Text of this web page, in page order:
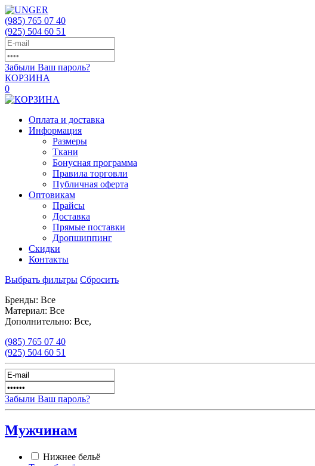
(985) 765 07 40
(925) 504 60 51
Забыли Ваш пароль?
КОРЗИНА
0
Оплата и доставка
Информация
Размеры
Ткани
Бонусная программа
Правила торговли
Публичная оферта
Оптовикам
Прайсы
Доставка
Прямые поставки
Дропшиппинг
Скидки
Контакты
Выбрать фильтры Сбросить
Бренды: Все
Материал: Все
Дополнительно: Все,
(985) 765 07 40
(925) 504 60 51
Забыли Ваш пароль?
Мужчинам
Нижнее бельё